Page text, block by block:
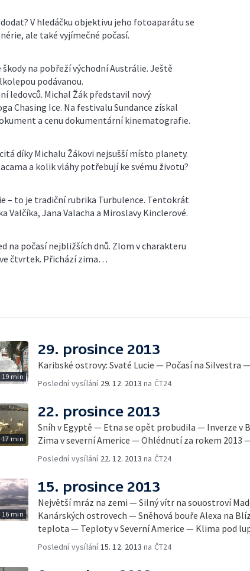
V hledáčku objektivu jeho fotoaparátu se
ale také vyjímečné počasí.
na pobřeží východní Austrálie. Ještě
podávanou.
ledovců. Michal Žák představil nový
Chasing Ice. Na festivalu Sundance získal
a cenu dokumentární kinematografie.
díky Michalu Žákovi nejsušší místo planety.
a kolik vláhy potřebují ke svému životu?
– to je tradiční rubrika Turbulence. Tentokrát
Valčíka, Jana Valacha a Miroslavy Kinclerové.
na počasí nejbližších dnů. Zlom v charakteru
čtvrtek. Přichází zima…
19 min
29. prosince 2013
Karibské ostrovy: Svaté Lucie — Počasí na Silvestra
Poslední vysílání 29. 12. 2013 na ČT24
17 min
22. prosince 2013
Sníh v Egyptě — Etna se opět probudila — Inverze v
Zima v severní Americe — Ohlédnutí za rokem 2013
Poslední vysílání 22. 12. 2013 na ČT24
16 min
15. prosince 2013
Největší mráz na zemi — Silný vítr na souostroví
Kanárských ostrovech — Sněhová bouře Alexa na
teplota — Teploty v Severní Americe — Klima pod
Poslední vysílání15. 12. 2013 na ČT24